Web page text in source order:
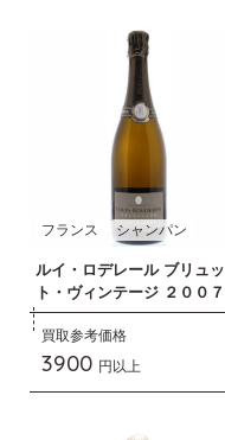
フランス シャンパン
ルイ・ロデレール ブリュッ
ト・ヴィンテージ ２００７
買取参考価格
3900 円以上